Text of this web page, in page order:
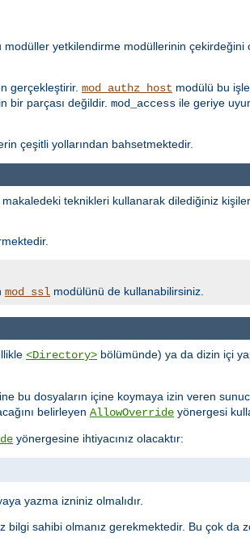
modüller yetkilendirme modüllerinin
gerçekleştirir. mod_authz_host modülü bu
bir parçası değildir. mod_access ile geriye
çeşitli yollarından bahsetmektedir.
teknikleri kullanarak dilediğiniz
mod_ssl modülünü de kullanabilirsiniz.
<Directory> bölümünde) ya da dizin içi
bu dosyaların içine koymaya izin veren
belirleyen AllowOverride yönergesi
yönergesine ihtiyacınız olacaktır:
yazma izniniz olmalıdır.
bilgi sahibi olmanız gerekmektedir. Bu çok